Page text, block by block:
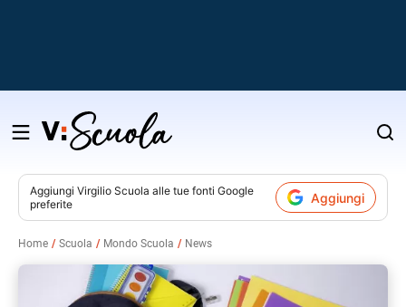
Salta
contenuto
Aggiungi Virgilio Scuola alle tue fonti Google
preferite
Aggiungi
Home Scuola Mondo Scuola News